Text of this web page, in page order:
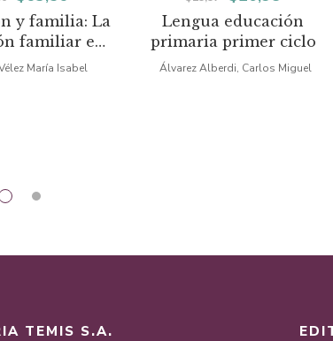
y familia: La
familiar en
en cambio
precioprecio
María Isabel
Lengua educación
primaria primer ciclo
precioprecio
Álvarez Alberdi, Carlos Miguel
TEMIS S.A.